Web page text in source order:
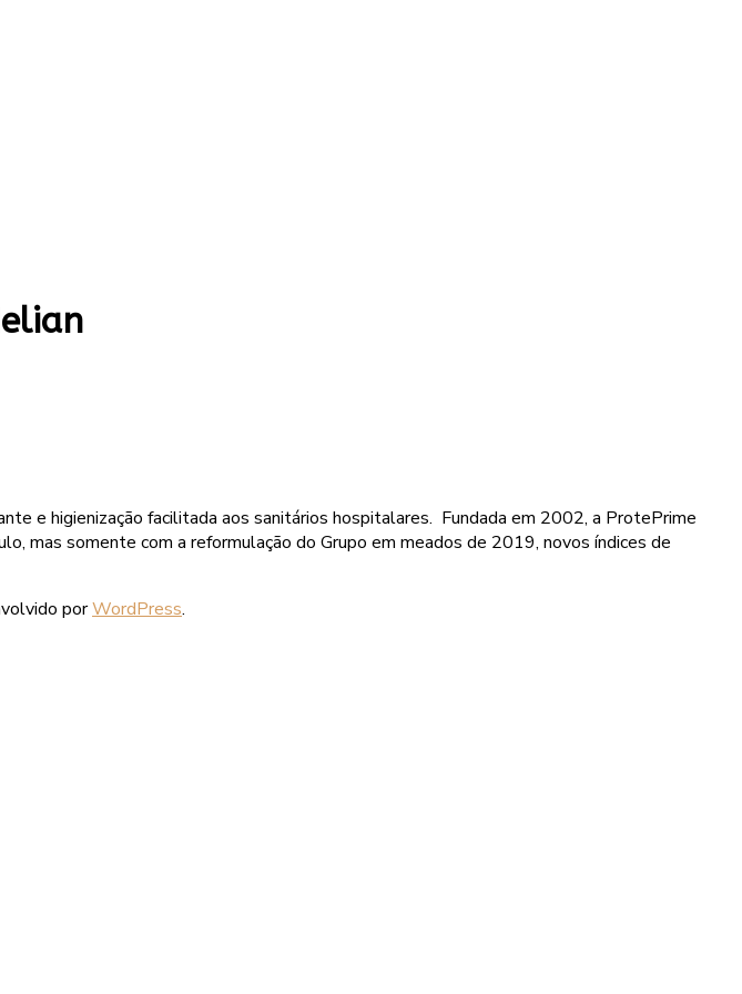
e higienização facilitada aos sanitários hospitalares. Fundada em 2002, a ProtePrime
mas somente com a reformulação do Grupo em meados de 2019, novos índices de
porWordPress.